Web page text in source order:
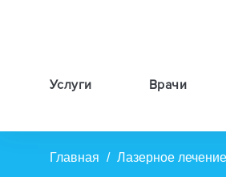
Услуги Врачи
Главная / Лазерное